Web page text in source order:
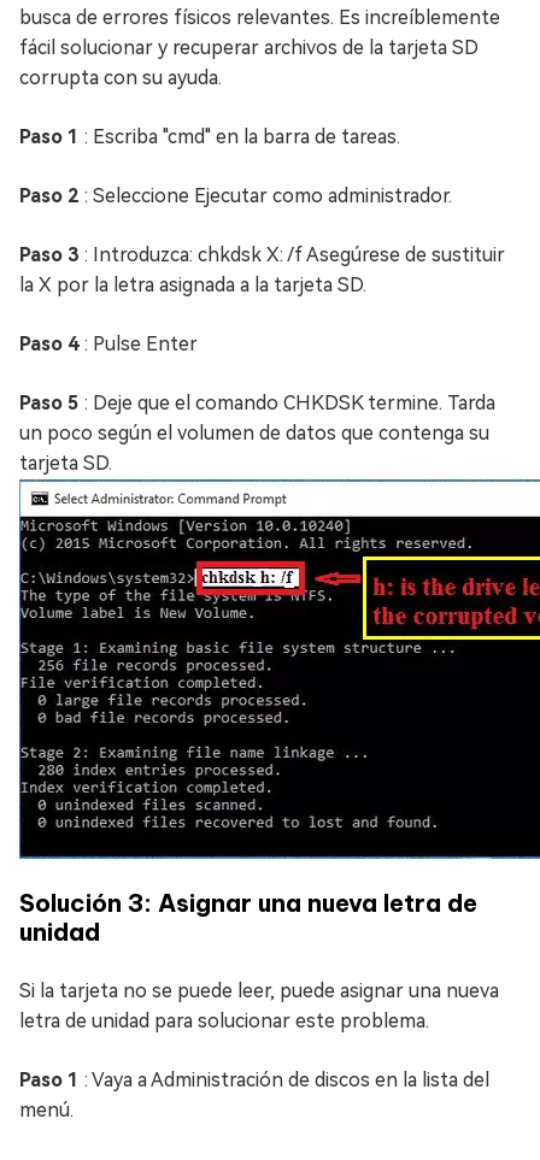
busca de errores físicos relevantes. Es increíblemente
fácil solucionar y recuperar archivos de la tarjeta SD
corrupta con su ayuda.
Paso 1 : Escriba "cmd" en la barra de tareas.
Paso 2 : Seleccione Ejecutar como administrador.
Paso 3 : Introduzca: chkdsk X: /f Asegúrese de sustituir
la X por la letra asignada a la tarjeta SD.
Paso 4 : Pulse Enter
Paso 5 : Deje que el comando CHKDSK termine. Tarda
un poco según el volumen de datos que contenga su
tarjeta SD.
Solución 3: Asignar una nueva letra de
unidad
Si la tarjeta no se puede leer, puede asignar una nueva
letra de unidad para solucionar este problema.
Paso 1 : Vaya a Administración de discos en la lista del
menú.